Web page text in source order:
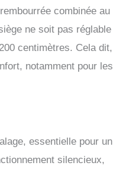
de pouls manuels
antidérapantes
combinée au
ne soit pas réglable
centimètres. Cela dit,
notamment pour les
essentielle pour un
silencieux,